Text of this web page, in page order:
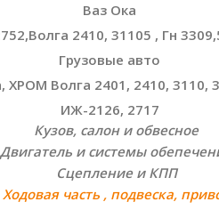
Ваз Ока
2410, 31105 , Гн
Грузовые авто
ХРОМ Волга 2401, 2410, 3110,
ИЖ-2126, 2717
Кузов, салон и обвесное
Двигатель и системы
Сцепление и КПП
Ходовая часть , подвеска,